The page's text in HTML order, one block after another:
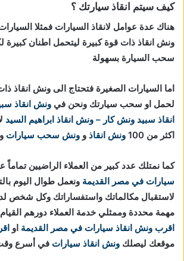
كيف سيتم انقاذ سيارتك ؟
هناك عدة عوامل لانقاذ السيارات فمثلا
ونش انقاذ ذات قوة كبيرة ليتحمل اطنان كبيرة
سحب السيارة بسهولة
اما السيارات الصغيرة فتحتاج الى ونش انقاذ
لحمل او سحب سيارتك ونحن في ونش انقاذ
انقاذ سبيد ونش كار – ونش انقاذ ابراهيم السيد
اكثر من 100
ونش انقاذ و ونش سحب سيارات و
كما نمتلك عدد كبير من العملاء الراضيين
سيارات في مصر القديمة ونعمل طوال اليوم
لاستقبال مكالماتك واستفساراتك وكل شخص
مهمة محددة وممثلي خدمة العملاء دورهم
اقرب ونش انقاذ سيارات في مصر القديمة او
موقعك ليصلك ونش انقاذ سيارات في أسرع